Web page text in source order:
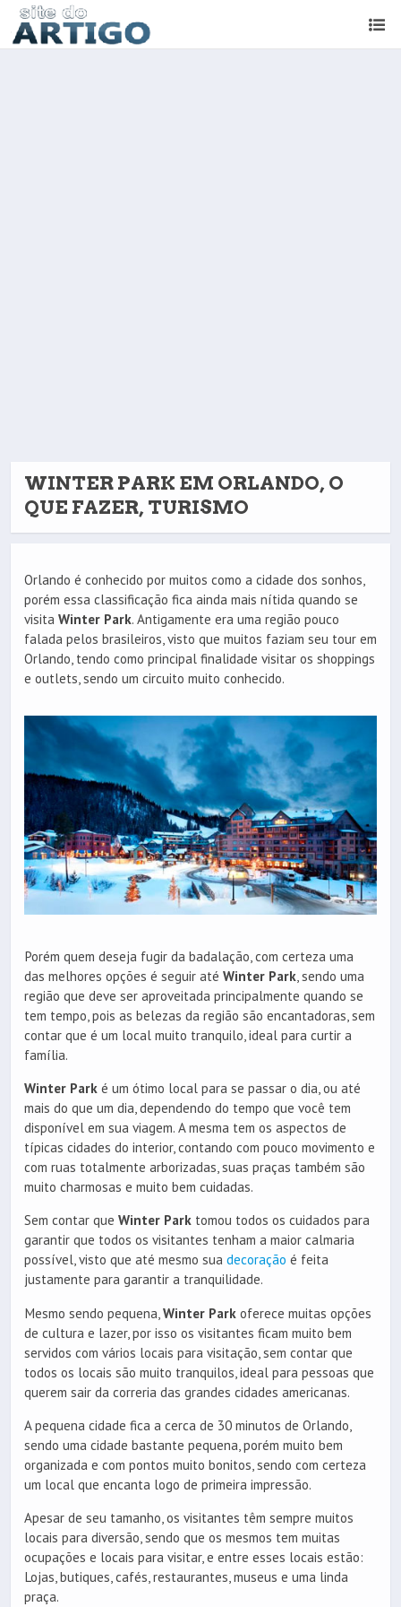
WINTER PARK EM ORLANDO, O
QUE FAZER, TURISMO
Orlando é conhecido por muitos como a cidade dos sonhos,
porém essa classificação fica ainda mais nítida quando se
visita Winter Park. Antigamente era uma região pouco
falada pelos brasileiros, visto que muitos faziam seu tour em
Orlando, tendo como principal finalidade visitar os shoppings
e outlets, sendo um circuito muito conhecido.
Porém quem deseja fugir da badalação, com certeza uma
das melhores opções é seguir até Winter Park, sendo uma
região que deve ser aproveitada principalmente quando se
tem tempo, pois as belezas da região são encantadoras, sem
contar que é um local muito tranquilo, ideal para curtir a
família.
Winter Park é um ótimo local para se passar o dia, ou até
mais do que um dia, dependendo do tempo que você tem
disponível em sua viagem. A mesma tem os aspectos de
típicas cidades do interior, contando com pouco movimento e
com ruas totalmente arborizadas, suas praças também são
muito charmosas e muito bem cuidadas.
Sem contar que Winter Park tomou todos os cuidados para
garantir que todos os visitantes tenham a maior calmaria
possível, visto que até mesmo sua decoração é feita
justamente para garantir a tranquilidade.
Mesmo sendo pequena, Winter Park oferece muitas opções
de cultura e lazer, por isso os visitantes ficam muito bem
servidos com vários locais para visitação, sem contar que
todos os locais são muito tranquilos, ideal para pessoas que
querem sair da correria das grandes cidades americanas.
A pequena cidade fica a cerca de 30 minutos de Orlando,
sendo uma cidade bastante pequena, porém muito bem
organizada e com pontos muito bonitos, sendo com certeza
um local que encanta logo de primeira impressão.
Apesar de seu tamanho, os visitantes têm sempre muitos
locais para diversão, sendo que os mesmos tem muitas
ocupações e locais para visitar, e entre esses locais estão:
Lojas, butiques, cafés, restaurantes, museus e uma linda
praça.